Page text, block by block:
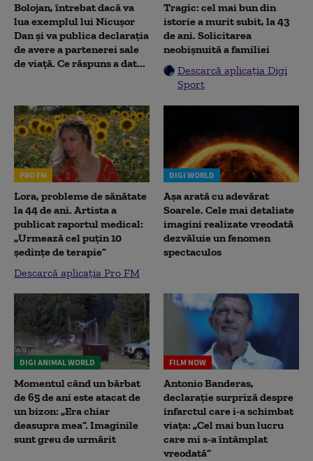
Bolojan, întrebat dacă va
lua exemplul lui Nicușor
Dan și va publica declarația
de avere a partenerei sale
de viață. Ce răspuns a dat...
Tragic: cel mai bun din
istorie a murit subit, la 43
de ani. Solicitarea
neobișnuită a familiei
Descarcă aplicația Digi
Sport
PRO FM
Lora, probleme de sănătate
la 44 de ani. Artista a
publicat raportul medical:
„Urmează cel puțin 10
ședințe de terapie”
Descarcă aplicația Pro FM
DIGI WORLD
Așa arată cu adevărat
Soarele. Cele mai detaliate
imagini realizate vreodată
dezvăluie un fenomen
spectaculos
DIGI ANIMAL WORLD
Momentul când un bărbat
de 65 de ani este atacat de
un bizon: „Era chiar
deasupra mea”. Imaginile
sunt greu de urmărit
FILM NOW
Antonio Banderas,
declarație surpriză despre
infarctul care i-a schimbat
viața: „Cel mai bun lucru
care mi s-a întâmplat
vreodată”